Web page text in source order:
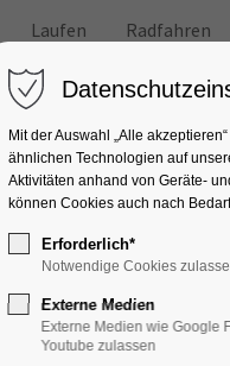
Laufen Radfahren
Antworten auf häufige
Mit der Auswahl „Alle
ähnlichen Technologien auf
Aktivitäten anhand von Geräte-
können Cookies auch nach
Erforderlich*
Notwendige Cookies
Externe Medien
Externe Medien wie Google
Youtube zulassen